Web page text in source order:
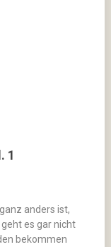
1
anders ist,
es gar nicht
bekommen